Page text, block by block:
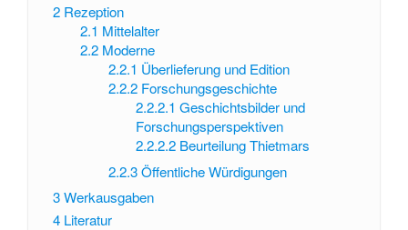
2 Rezeption
2.1 Mittelalter
2.2 Moderne
2.2.1 Überlieferung und Edition
2.2.2 Forschungsgeschichte
2.2.2.1 Geschichtsbilder und
Forschungsperspektiven
2.2.2.2 Beurteilung Thietmars
2.2.3 Öffentliche Würdigungen
3Werkausgaben
4 Literatur